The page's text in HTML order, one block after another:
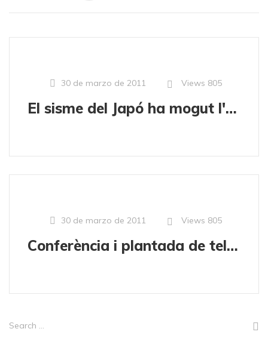
30 de marzo de 2011 Views 805
El sisme del Japó ha mogut l'eix de la Terra
30 de marzo de 2011 Views 805
Conferència i plantada de telescopis